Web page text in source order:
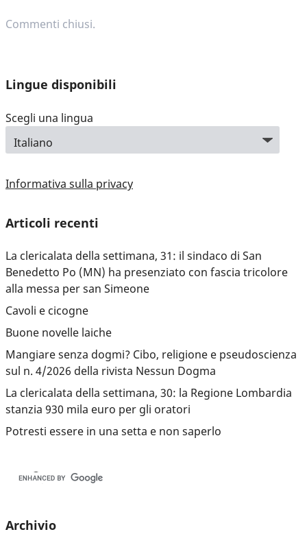
Commenti chiusi.
Lingue disponibili
Scegli una lingua
Informativa sulla privacy
Articoli recenti
La clericalata della settimana, 31: il sindaco di San
Benedetto Po (MN) ha presenziato con fascia tricolore
alla messa per san Simeone
Cavoli e cicogne
Buone novelle laiche
Mangiare senza dogmi? Cibo, religione e pseudoscienza
sul n. 4/2026 della rivista Nessun Dogma
La clericalata della settimana, 30: la Regione Lombardia
stanzia 930 mila euro per gli oratori
Potresti essere in una setta e non saperlo
Archivio